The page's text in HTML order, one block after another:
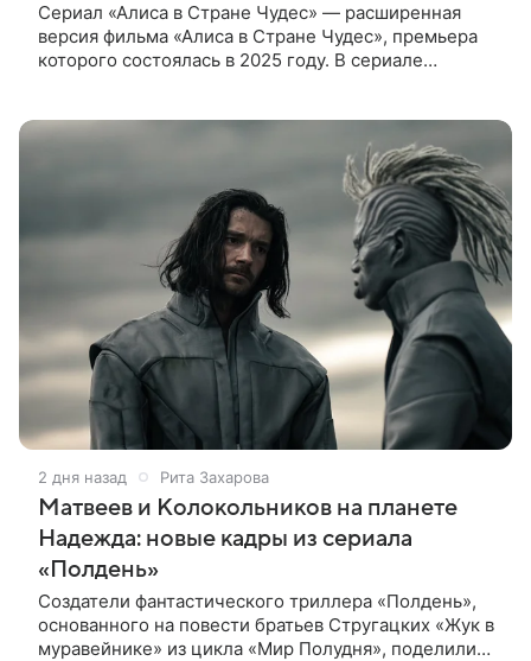
Сериал «Алиса в Стране Чудес» — расширенная
версия фильма «Алиса в Стране Чудес», премьера
которого состоялась в 2025 году. В сериале
2 дня назад Рита Захарова
Матвеев и Колокольников на планете
Надежда: новые кадры из сериала
«Полдень»
Создатели фантастического триллера «Полдень»,
основанного на повести братьев Стругацких «Жук в
муравейнике» из цикла «Мир Полудня», поделились